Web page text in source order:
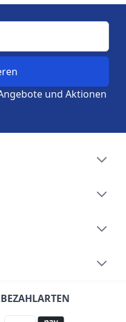
und Aktionen
BEZAHLARTEN